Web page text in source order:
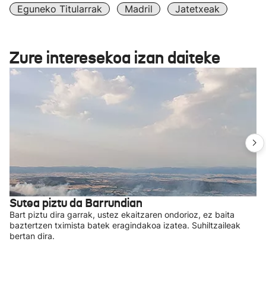
Eguneko Titularrak
Madril Jatetxeak
Zure interesekoa izan daiteke
Sutea piztu da Barrundian
Bart piztu dira garrak, ustez ekaitzaren ondorioz, ez baita
baztertzen tximista batek eragindakoa izatea. Suhiltzaileak
bertan dira.